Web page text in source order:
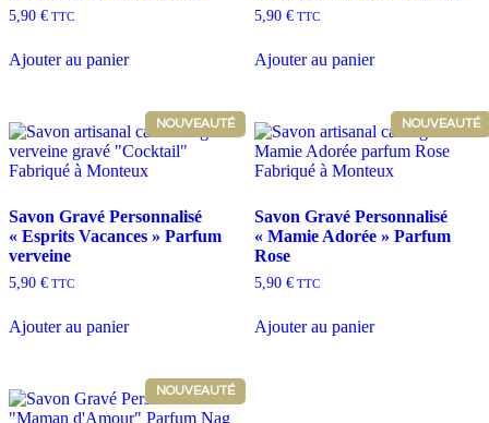
5,90 € TTC
Ajouter au panier
5,90 €TTC
Ajouter au panier
NOUVEAUTÉ
Savon Gravé Personnalisé
« Esprits Vacances » Parfum
verveine
5,90 € TTC
Ajouter au panier
NOUVEAUTÉ
Savon Gravé Personnalisé
« Mamie Adorée » Parfum
Rose
5,90 €TTC
Ajouter au panier
NOUVEAUTÉ